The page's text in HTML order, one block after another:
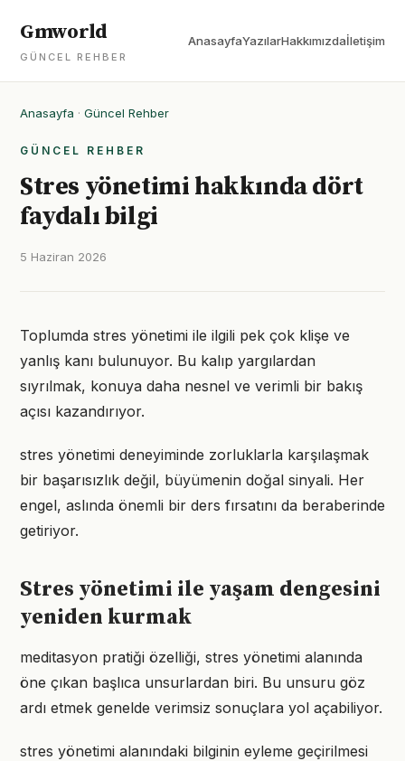
Gmworld
GÜNCEL REHBER
AnasayfaYazılarHakkımızdaİletişim
Anasayfa · Güncel Rehber
GÜNCEL REHBER
Stres yönetimi hakkında dört
faydalı bilgi
5 Haziran 2026
Toplumda stres yönetimi ile ilgili pek çok klişe ve
yanlış kanı bulunuyor. Bu kalıp yargılardan
sıyrılmak, konuya daha nesnel ve verimli bir bakış
açısı kazandırıyor.
stres yönetimi deneyiminde zorluklarla karşılaşmak
bir başarısızlık değil, büyümenin doğal sinyali. Her
engel, aslında önemli bir ders fırsatını da beraberinde
getiriyor.
Stres yönetimi ile yaşam dengesini
yeniden kurmak
meditasyon pratiği özelliği, stres yönetimi alanında
öne çıkan başlıca unsurlardan biri. Bu unsuru göz
ardı etmek genelde verimsiz sonuçlara yol açabiliyor.
stres yönetimi alanındaki bilginin eyleme geçirilmesi